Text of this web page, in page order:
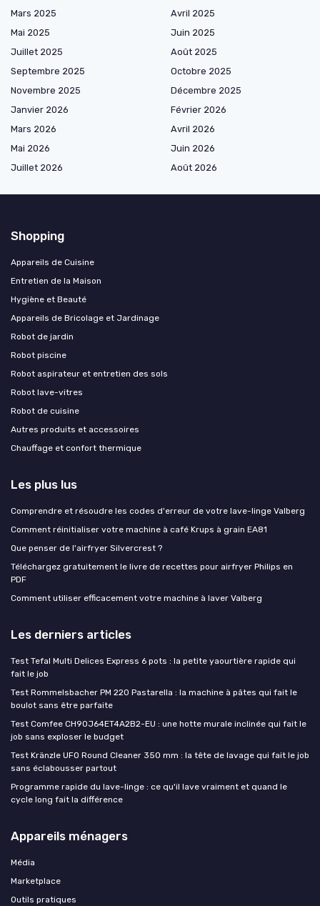
Mars 2025
Avril 2025
Mai 2025
Juin 2025
Juillet 2025
Août 2025
Septembre 2025
Octobre 2025
Novembre 2025
Décembre 2025
Janvier 2026
Février 2026
Mars 2026
Avril 2026
Mai 2026
Juin 2026
Juillet 2026
Août 2026
Shopping
Appareils de Cuisine
Entretien de la Maison
Hygiène et Beauté
Appareils de Bricolage et Jardinage
Robot de jardin
Robot piscine
Robot aspirateur et entretien des sols
Robot lave-vitres
Robot de cuisine
Autres produits et accessoires
Chauffage et confort thermique
Les plus lus
Comprendre et résoudre les codes d'erreur de votre lave-linge Valberg
Comment réinitialiser votre machine à café Krups à grain EA81
Que penser de l'airfryer Silvercrest ?
Téléchargez gratuitement le livre de recettes pour airfryer Philips en
PDF
Comment utiliser efficacement votre machine à laver Valberg
Les derniers articles
Test Tefal Multi Delices Express 6 pots : la petite yaourtière rapide qui
fait le job
Test Rommelsbacher PM 220 Pastarella : la machine à pâtes qui fait le
boulot sans être parfaite
Test Comfee CH90J64ET4A2B2-EU : une hotte murale inclinée qui fait le
job sans exploser le budget
Test Kränzle UFO Round Cleaner 350 mm : la tête de lavage qui fait le job
sans éclabousser partout
Programme rapide du lave-linge : ce qu'il lave vraiment et quand le
cycle long fait la différence
Appareils ménagers
Média
Marketplace
Outils pratiques